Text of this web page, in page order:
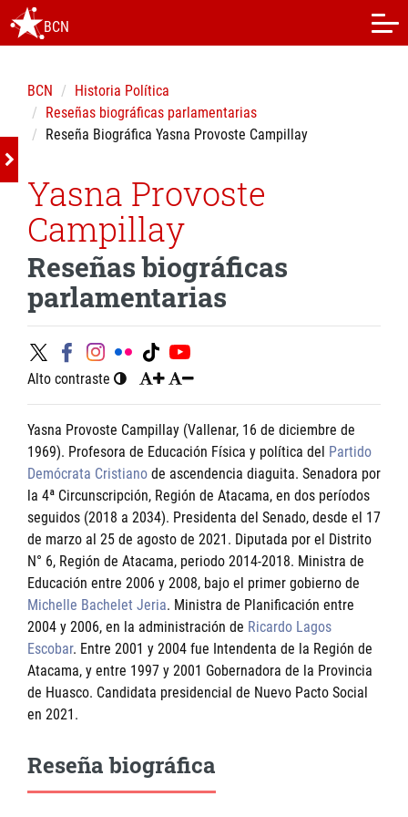
BCN
BCN
Historia Política
Reseñas biográficas parlamentarias
Reseña Biográfica Yasna Provoste Campillay
Yasna Provoste
Campillay
Reseñas biográficas
parlamentarias
Alto contraste
Yasna Provoste Campillay (Vallenar, 16 de diciembre de
1969). Profesora de Educación Física y política del Partido
Demócrata Cristiano de ascendencia diaguita. Senadora por
la 4ª Circunscripción, Región de Atacama, en dos períodos
seguidos (2018 a 2034). Presidenta del Senado, desde el 17
de marzo al 25 de agosto de 2021. Diputada por el Distrito
N° 6, Región de Atacama, periodo 2014-2018. Ministra de
Educación entre 2006 y 2008, bajo el primer gobierno de
Michelle Bachelet Jeria. Ministra de Planificación entre
2004 y 2006, en la administración de Ricardo Lagos
Escobar. Entre 2001 y 2004 fue Intendenta de la Región de
Atacama, y entre 1997 y 2001 Gobernadora de la Provincia
de Huasco. Candidata presidencial de Nuevo Pacto Social
en 2021.
Reseña biográfica